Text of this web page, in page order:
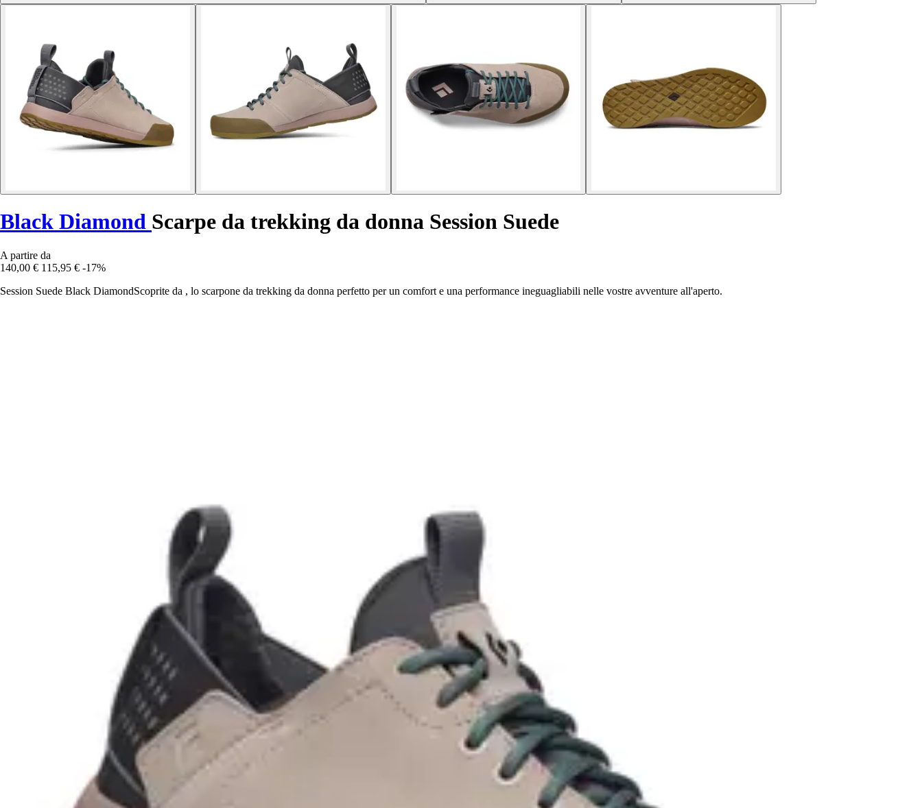
Black Diamond Scarpe da trekking da donna Session Suede
A partire da
140,00 € 115,95 € -17%
Session Suede Black DiamondScoprite da , lo scarpone da trekking da donna perfetto per un comfort e una performance ineguagliabili nelle vostre avventure all'aperto.